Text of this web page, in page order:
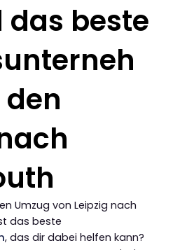
das beste
Umzug von Leipzig nach
das beste
, das dir dabei helfen kann?